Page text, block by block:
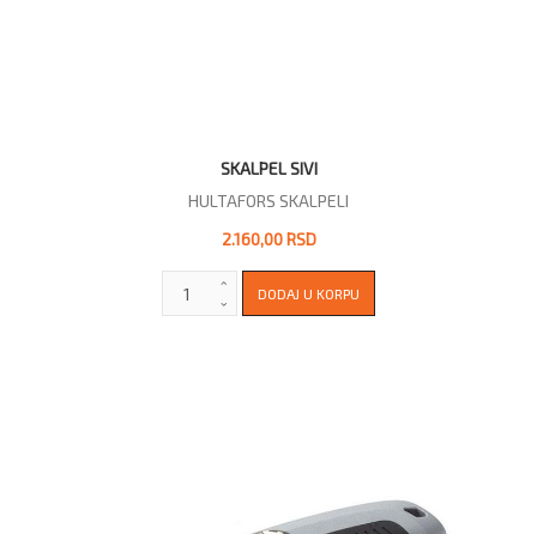
SKALPEL SIVI
HULTAFORS SKALPELI
2.160,00 RSD